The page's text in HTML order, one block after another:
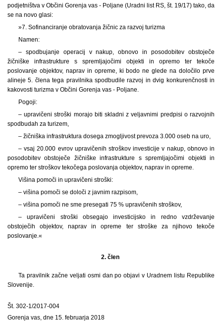
podjetništva v Občini Gorenja vas - Poljane (Uradni list RS, št. 19/17) tako, da
se na novo glasi:
»7. Sofinanciranje obratovanja žičnic za razvoj turizma
Namen:
– spodbujanje operacij v nakup, obnovo in posodobitev obstoječe
žičniške infrastrukture s spremljajočimi objekti in opremo ter tekoče
poslovanje objektov, naprav in opreme, ki bodo ne glede na določilo prve
alineje 5. člena tega pravilnika spodbudile razvoj in dvig konkurenčnosti in
kakovosti turizma v Občini Gorenja vas - Poljane.
Pogoji:
– upravičeni stroški morajo biti skladni z veljavnimi predpisi o razvojnih
spodbudah za turizem,
– žičniška infrastruktura dosega zmogljivost prevoza 3.000 oseb na uro,
– vsaj 20.000 evrov upravičenih stroškov investicije v nakup, obnovo in
posodobitev obstoječe žičniške infrastrukture s spremljajočimi objekti in
opremo ter stroškov tekočega poslovanja objektov, naprav in opreme.
Višina pomoči in upravičeni stroški:
– višina pomoči se določi z javnim razpisom,
– višina pomoči ne sme presegati 75 % upravičenih stroškov,
– upravičeni stroški obsegajo investicijsko in redno vzdrževanje
obstoječih objektov, naprav in opreme ter stroške za njihovo tekoče
poslovanje.«
2. člen
Ta pravilnik začne veljati osmi dan po objavi v Uradnem listu Republike
Slovenije.
Št. 302-1/2017-004
Gorenja vas, dne 15. februarja 2018